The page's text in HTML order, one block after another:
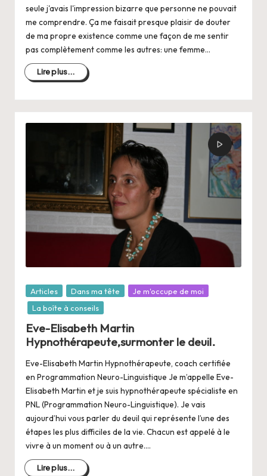
seule j'avais l'impression bizarre que personne ne pouvait
me comprendre. Ça me faisait presque plaisir de douter
de ma propre existence comme une façon de me sentir
pas complètement comme les autres: une femme…
Lire plus...
Posté
dans
Articles Dans ma tête
Je m'occupe de moi
La boîte à conseils
Eve-Elisabeth Martin
Hypnothérapeute,surmonter le deuil.
Eve-Elisabeth Martin Hypnothérapeute, coach certifiée
en Programmation Neuro-Linguistique Je m’appelle Eve-
Elisabeth Martin et je suis hypnothérapeute spécialiste en
PNL (Programmation Neuro-Linguistique). Je vais
aujourd’hui vous parler du deuil qui représente l’une des
étapes les plus difficiles de la vie. Chacun est appelé à le
vivre à un moment ou à un autre.…
Lire plus...